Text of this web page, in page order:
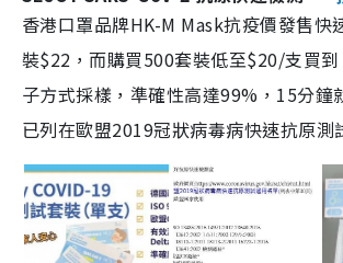
香港口罩品牌HK-M Mask抗疫價發售快
裝$22，而購買500套裝低至$20/支買
子方式採樣，準確性高達99%，15分鐘
已列在歐盟2019冠狀病毒病快速抗原測